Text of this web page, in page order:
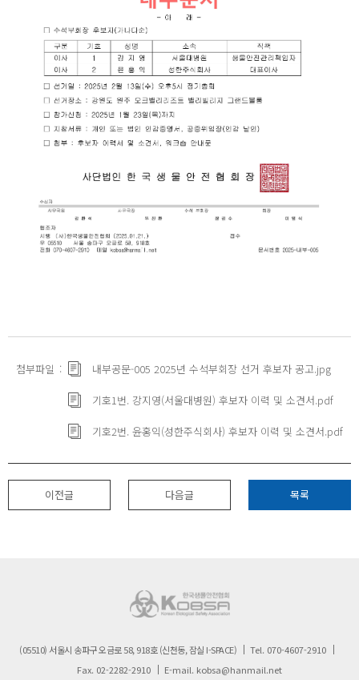
첨부파일 내부공문-005 2025년 수석부회장 선거 후보자 공고.jpg
기호1번. 강지영(서울대병원) 후보자 이력 및 소견서.pdf
기호2번. 윤홍익(성한주식회사) 후보자 이력 및 소견서.pdf
이전글 다음글 목록
(05510) 서울시 송파구 오금로 58, 918호 (신천동, 잠실 I-SPACE) Tel. 070-4607-2910
Fax. 02-2282-2910 E-mail. kobsa@hanmail.net